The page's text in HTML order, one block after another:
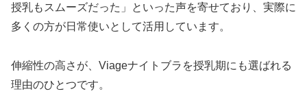
授乳もスムーズだった」といった声を寄せており、実際に
多くの方が日常使いとして活用しています。
伸縮性の高さが、Viageナイトブラを授乳期にも選ばれる
理由のひとつです。